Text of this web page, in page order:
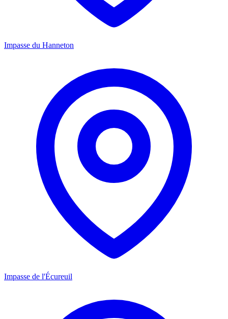
Impasse du Hanneton
Impasse de l'Écureuil